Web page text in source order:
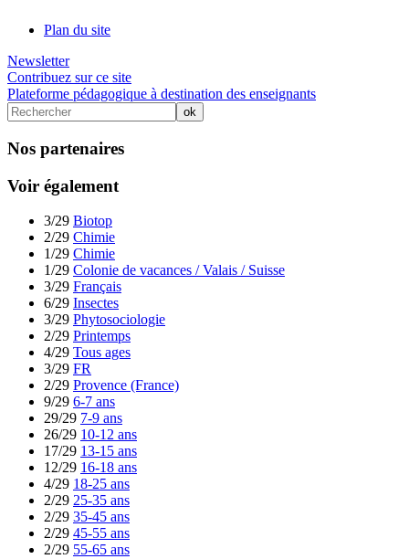
Plan du site
Newsletter
Contribuez sur ce site
Plateforme pédagogique à destination des enseignants
Nos partenaires
Voir également
3/29 Biotop
2/29 Chimie
1/29 Chimie
1/29 Colonie de vacances / Valais / Suisse
3/29 Français
6/29 Insectes
3/29 Phytosociologie
2/29 Printemps
4/29 Tous ages
3/29 FR
2/29 Provence (France)
9/29 6-7 ans
29/29 7-9 ans
26/29 10-12 ans
17/29 13-15 ans
12/29 16-18 ans
4/29 18-25 ans
2/29 25-35 ans
2/29 35-45 ans
2/29 45-55 ans
2/29 55-65 ans